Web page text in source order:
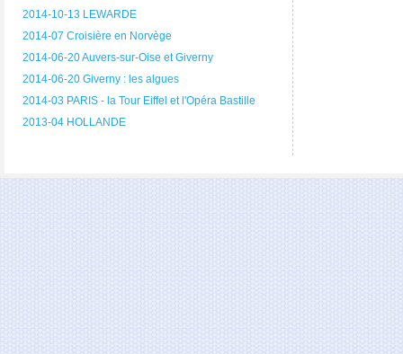
2014-10-13 LEWARDE
2014-07 Croisière en Norvège
2014-06-20 Auvers-sur-Oise et Giverny
2014-06-20 Giverny : les algues
2014-03 PARIS - la Tour Eiffel et l'Opéra Bastille
2013-04 HOLLANDE